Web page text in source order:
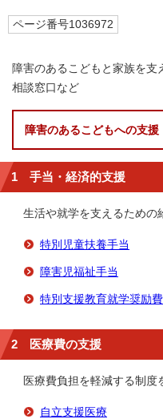
ページ番号1036972
障害のあるこどもと家族を支
相談窓口など
障害のあるこどもへの支援
1 手当・経済的支援
生活や就学を支えるための
特別児童扶養手当
障害児福祉手当
特別支援教育就学奨励費
2 医療費の支援
医療費負担を軽減する制度
自立支援医療